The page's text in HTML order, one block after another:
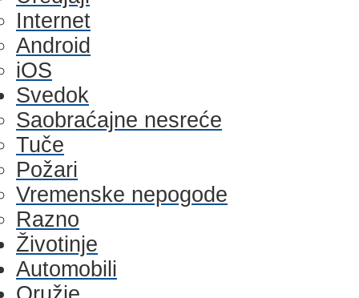
Internet
Android
iOS
Svedok
Saobraćajne nesreće
Tuče
Požari
Vremenske nepogode
Razno
Životinje
Automobili